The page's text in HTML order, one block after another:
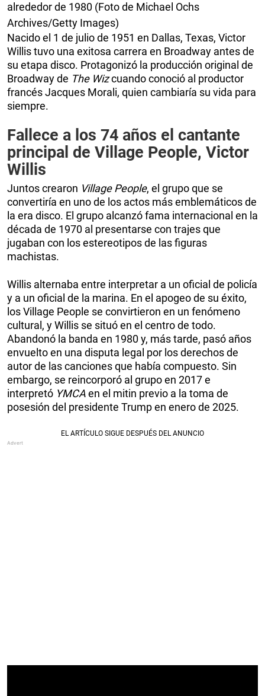
alrededor de 1980 (Foto de Michael Ochs
Archives/Getty Images)
Nacido el 1 de julio de 1951 en Dallas, Texas, Victor
Willis tuvo una exitosa carrera en Broadway antes de
su etapa disco. Protagonizó la producción original de
Broadway de The Wizcuando conoció al productor
francés Jacques Morali, quien cambiaría su vida para
siempre.
Fallece a los 74 años el cantante
principal de Village People, Victor
Willis
Juntos crearon Village People, el grupo que se
convertiría en uno de los actos más emblemáticos de
la era disco. El grupo alcanzó fama internacional en la
década de 1970 al presentarse con trajes que
jugaban con los estereotipos de las figuras
machistas.
Willis alternaba entre interpretar a un oficial de policía
y a un oficial de la marina. En el apogeo de su éxito,
los Village People se convirtieron en un fenómeno
cultural, y Willis se situó en el centro de todo.
Abandonó la banda en 1980 y, más tarde, pasó años
envuelto en una disputa legal por los derechos de
autor de las canciones que había compuesto. Sin
embargo, se reincorporó al grupo en 2017 e
interpretó YMCAen el mitin previo a la toma de
posesión del presidente Trump en enero de 2025.